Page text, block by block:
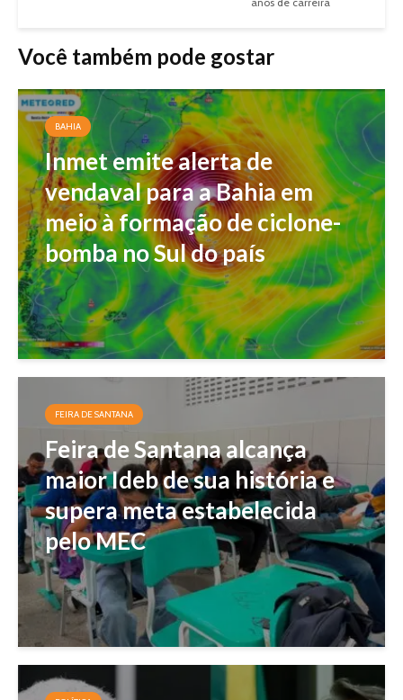
Você também pode gostar
BAHIA
Inmet emite alerta de
vendaval para a Bahia em
meio à formação de ciclone-
bomba no Sul do país
FEIRA DE SANTANA
Feira de Santana alcança
maior Ideb de sua história e
supera meta estabelecida
pelo MEC